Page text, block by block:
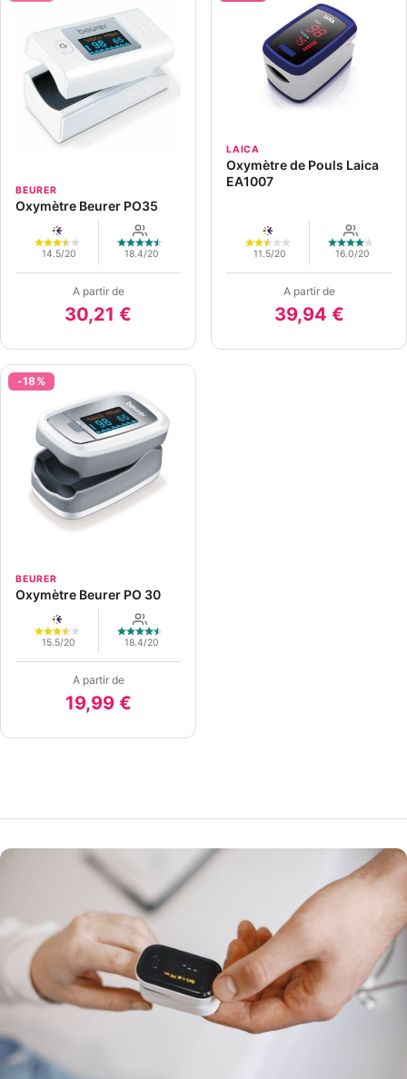
BEURER
Oxymètre Beurer PO35
14.5/20 18.4/20
A partir de
30,21 €
LAICA
Oxymètre de Pouls Laica
EA1007
11.5/20 16.0/20
A partir de
39,94 €
-18%
BEURER
Oxymètre Beurer PO 30
15.5/20 18.4/20
A partir de
19,99 €